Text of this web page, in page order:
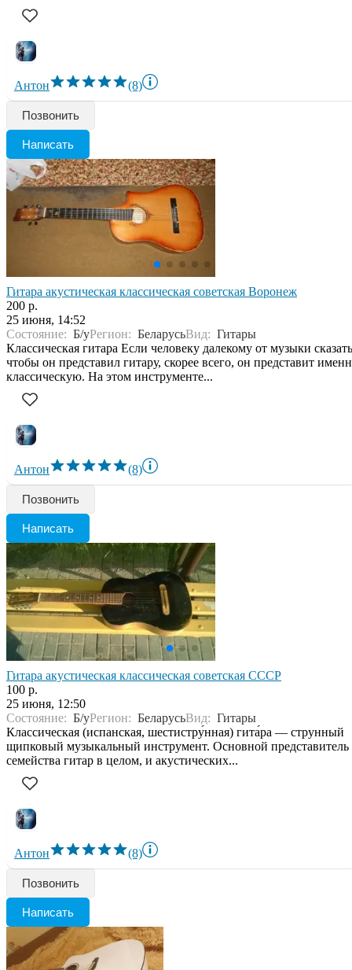
Антон (8)
Позвонить
Написать
Гитара акустическая классическая советская Воронеж
200 р.
25 июня, 14:52
Состояние: Б/уРегион: БеларусьВид: Гитары
Классическая гитара Если человеку далекому от музыки
чтобы он представил гитару, скорее всего, он представит
классическую. На этом инструменте...
Антон (8)
Позвонить
Написать
Гитара акустическая классическая советская СССР
100 р.
25 июня, 12:50
Состояние: Б/уРегион: БеларусьВид: Гитары
Классическая (испанская, шестистру́нная) гита́ра — струнный
щипковый музыкальный инструмент. Основной представитель
семейства гитар в целом, и акустических...
Антон (8)
Позвонить
Написать